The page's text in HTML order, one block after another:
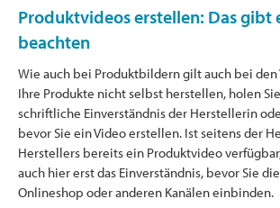
Produktvideos erstellen: Das gibt
beachten
Wie auch bei Produktbildern gilt auch bei den
Ihre Produkte nicht selbst herstellen, holen
schriftliche Einverständnis der Herstellerin
bevor Sie ein Video erstellen. Ist seitens der
Herstellers bereits ein Produktvideo
auch hier erst das Einverständnis, bevor Sie
Onlineshop oder anderen Kanälen einbinden.